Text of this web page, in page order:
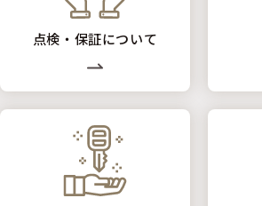
点検・保証について